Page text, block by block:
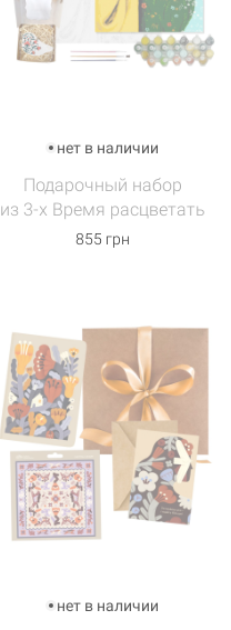
нет в наличии
Подарочный набор
из 3-х Время расцветать
855 грн
нет в наличии